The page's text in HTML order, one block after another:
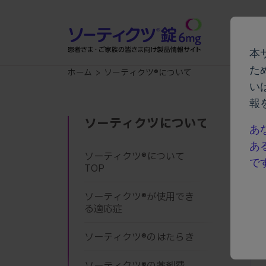
ホーム > ソーティクツ®について
ソーティクツについて
ソーティクツ®について
TOP
ソーティクツ®が使用でき
る適応症
ソーティクツ®のはたらき
本
た
い
報
あ
あ
で